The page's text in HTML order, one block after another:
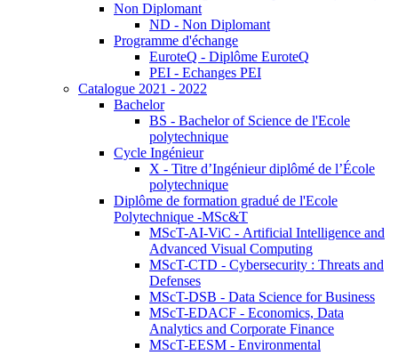
Non Diplomant
ND - Non Diplomant
Programme d'échange
EuroteQ - Diplôme EuroteQ
PEI - Echanges PEI
Catalogue 2021 - 2022
Bachelor
BS - Bachelor of Science de l'Ecole
polytechnique
Cycle Ingénieur
X - Titre d’Ingénieur diplômé de l’École
polytechnique
Diplôme de formation gradué de l'Ecole
Polytechnique -MSc&T
MScT-AI-ViC - Artificial Intelligence and
Advanced Visual Computing
MScT-CTD - Cybersecurity : Threats and
Defenses
MScT-DSB - Data Science for Business
MScT-EDACF - Economics, Data
Analytics and Corporate Finance
MScT-EESM - Environmental